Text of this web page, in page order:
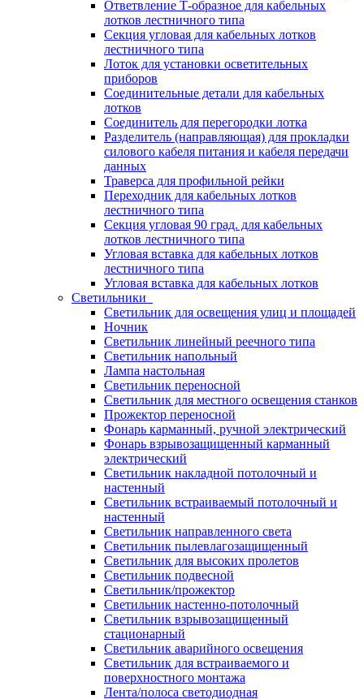
Ответвление Т-образное для кабельных
лотков лестничного типа
Секция угловая для кабельных лотков
лестничного типа
Лоток для установки осветительных
приборов
Соединительные детали для кабельных
лотков
Соединитель для перегородки лотка
Разделитель (направляющая) для прокладки
силового кабеля питания и кабеля передачи
данных
Траверса для профильной рейки
Переходник для кабельных лотков
лестничного типа
Секция угловая 90 град. для кабельных
лотков лестничного типа
Угловая вставка для кабельных лотков
лестничного типа
Угловая вставка для кабельных лотков
Светильники
Светильник для освещения улиц и площадей
Ночник
Светильник линейный реечного типа
Светильник напольный
Лампа настольная
Светильник переносной
Светильник для местного освещения станков
Прожектор переносной
Фонарь карманный, ручной электрический
Фонарь взрывозащищенный карманный
электрический
Светильник накладной потолочный и
настенный
Светильник встраиваемый потолочный и
настенный
Светильник направленного света
Светильник пылевлагозащищенный
Светильник для высоких пролетов
Светильник подвесной
Светильник/прожектор
Светильник настенно-потолочный
Светильник взрывозащищенный
стационарный
Светильник аварийного освещения
Светильник для встраиваемого и
поверхностного монтажа
Лента/полоса светодиодная